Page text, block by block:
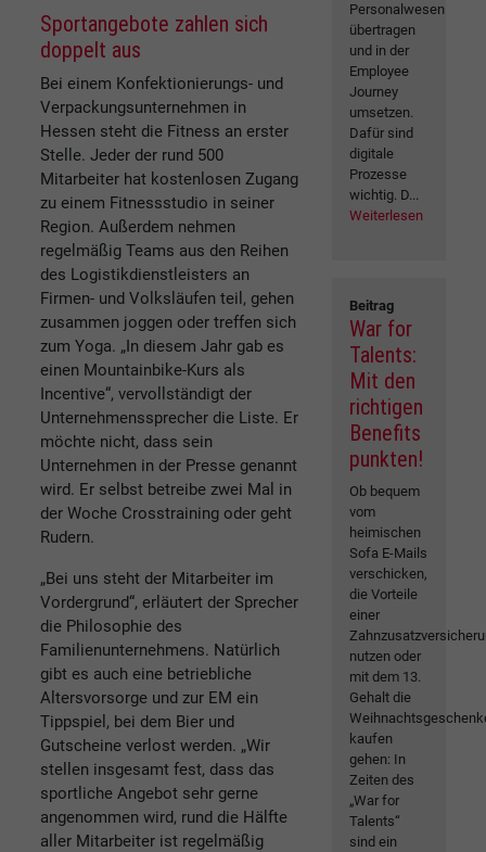
Sportangebote zahlen sich
doppelt aus
Bei einem Konfektionierungs- und
Verpackungsunternehmen in
Hessen steht die Fitness an erster
Stelle. Jeder der rund 500
Mitarbeiter hat kostenlosen Zugang
zu einem Fitnessstudio in seiner
Region. Außerdem nehmen
regelmäßig Teams aus den Reihen
des Logistikdienstleisters an
Firmen- und Volksläufen teil, gehen
zusammen joggen oder treffen sich
zum Yoga. „In diesem Jahr gab es
einen Mountainbike-Kurs als
Incentive“, vervollständigt der
Unternehmenssprecher die Liste. Er
möchte nicht, dass sein
Unternehmen in der Presse genannt
wird. Er selbst betreibe zwei Mal in
der Woche Crosstraining oder geht
Rudern.
„Bei uns steht der Mitarbeiter im
Vordergrund“, erläutert der Sprecher
die Philosophie des
Familienunternehmens. Natürlich
gibt es auch eine betriebliche
Altersvorsorge und zur EM ein
Tippspiel, bei dem Bier und
Gutscheine verlost werden. „Wir
stellen insgesamt fest, dass das
sportliche Angebot sehr gerne
angenommen wird, rund die Hälfte
aller Mitarbeiter ist regelmäßig
Personalwesen
übertragen
und in der
Employee
Journey
umsetzen.
Dafür sind
digitale
Prozesse
wichtig. D...
Weiterlesen
Beitrag
War for
Talents:
Mit den
richtigen
Benefits
punkten!
Ob bequem
vom
heimischen
Sofa E-Mails
verschicken,
die Vorteile
einer
nutzen oder
mit dem 13.
Gehalt die
kaufen
gehen: In
Zeiten des
„War for
Talents“
sind ein